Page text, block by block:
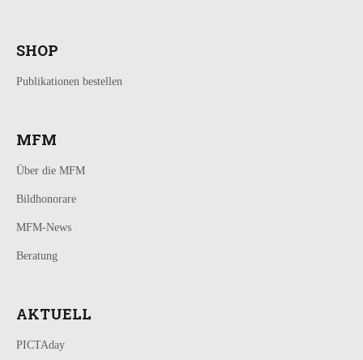
SHOP
Publikationen bestellen
MFM
Über die MFM
Bildhonorare
MFM-News
Beratung
AKTUELL
PICTAday